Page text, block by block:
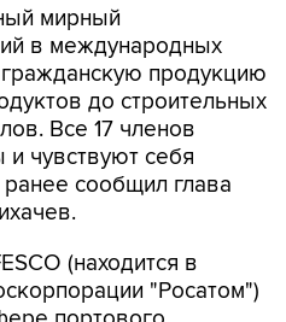
мирный
в международных
продукцию
до строительных
Все 17 членов
чувствуют себя
сообщил глава
(находится в
"Росатом")